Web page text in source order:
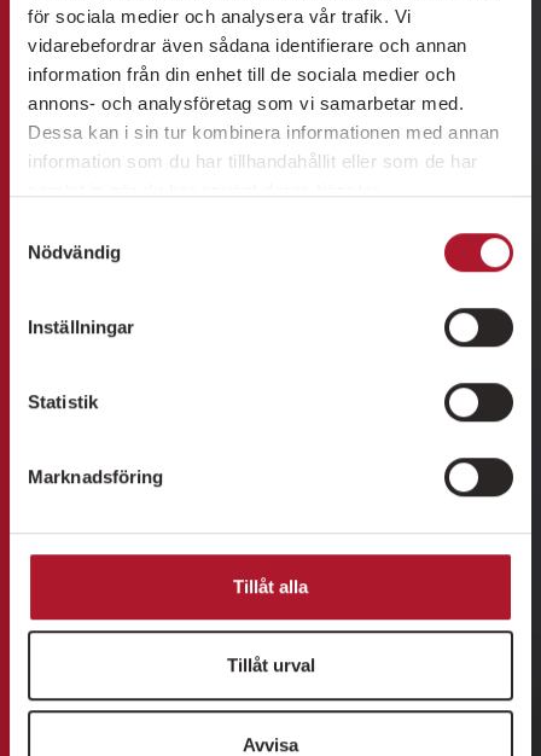
för sociala medier och analysera vår trafik. Vi
vidarebefordrar även sådana identifierare och annan
information från din enhet till de sociala medier och
annons- och analysföretag som vi samarbetar med.
Dessa kan i sin tur kombinera informationen med annan
information som du har tillhandahållit eller som de har
Nödvändig
Inställningar
Statistik
Marknadsföring
Tillåt alla
Tillåt urval
Avvisa